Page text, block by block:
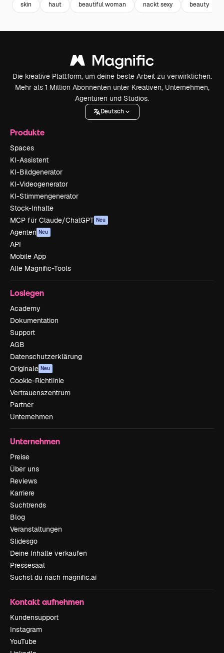
skin haut beautiful woman nackt sexy beauty
Die kreative Plattform, um deine beste Arbeit zu verwirklichen.
Mehr als 1 Million Abonnenten unter Kreativen, Unternehmen,
Agenturen und Studios.
Deutsch
Produkte
Spaces
KI-Assistent
KI-Bildgenerator
KI-Videogenerator
KI-Stimmengenerator
Stock-Inhalte
MCP für Claude/ChatGPT Neu
Agenten Neu
API
Mobile App
Alle Magnific-Tools
Loslegen
Academy
Dokumentation
Support
AGB
Datenschutzerklärung
Originale Neu
Cookie-Richtlinie
Vertrauenszentrum
Partner
Unternehmen
Unternehmen
Preise
Über uns
Reviews
Karriere
Suchtrends
Blog
Veranstaltungen
Slidesgo
Deine Inhalte verkaufen
Pressesaal
Suchst du nach magnific.ai
Kontakt aufnehmen
Kundensupport
Instagram
YouTube